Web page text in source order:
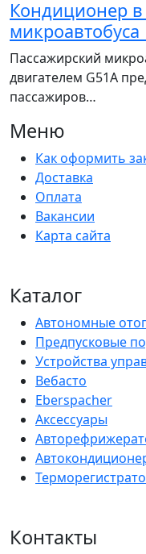
Кондиционер в
микроавтобуса
Пассажирский
двигателем G51A
пассажиров…
Меню
Как оформить
Доставка
Оплата
Вакансии
Карта сайта
Каталог
Автономные
Предпусковые
Устройства
Вебасто
Eberspacher
Аксессуары
Контакты